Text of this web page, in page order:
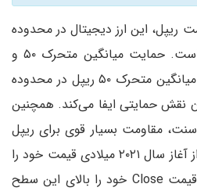
ریپل، این ارز دیجیتال در محدوده
دو حمایت مهم قرار گرفته است. حمایت میانگین متحرک ۵۰ و
همچنین خط روند صعودی. میانگین متحرک ۵۰ ریپل در محدوده
آن نقش حمایتی ایفا می‌کند. همچنین
نمودار هفتگی، سطح ۴۲ سنت، مقاومت بسیار قوی برای ریپل
خواهد بود. ریپل باید پیش از آغاز سال ۲۰۲۱ میلادی قیمت خود را
به بالای ۴۲ سنت برساند و قیمت Close خود را بالای این سطح